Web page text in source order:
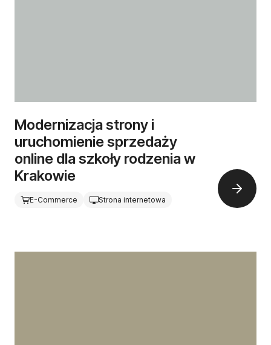
Modernizacja strony i
uruchomienie sprzedaży
online dla szkoły rodzenia w
Krakowie
E-Commerce Strona internetowa